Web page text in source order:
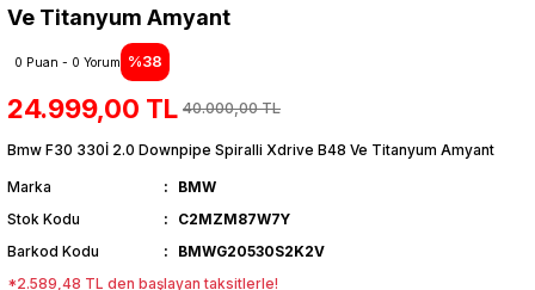
Ve Titanyum Amyant
0 Puan - 0 Yorum %38
24.999,00 TL 40.000,00 TL
Bmw F30 330İ 2.0 Downpipe Spiralli Xdrive B48 Ve Titanyum Amyant
Marka
BMW
Stok Kodu
C2MZM87W7Y
Barkod Kodu
BMWG20530S2K2V
*2.589,48 TL den başlayan taksitlerle!